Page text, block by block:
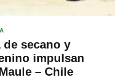
secano y
impulsan
– Chile